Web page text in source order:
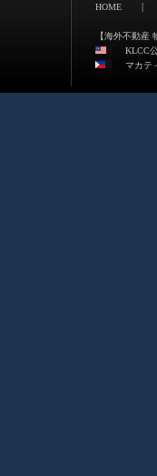
HOME |
【海外不動産
KLCC
マカテ